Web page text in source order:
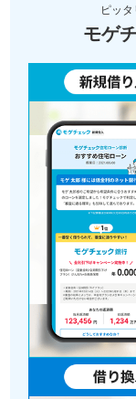
ピッ
モゲ